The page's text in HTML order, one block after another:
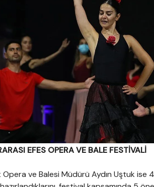
EFES OPERA VE BALE FESTİVALİ
ve Balesi Müdürü Aydın Uştuk ise